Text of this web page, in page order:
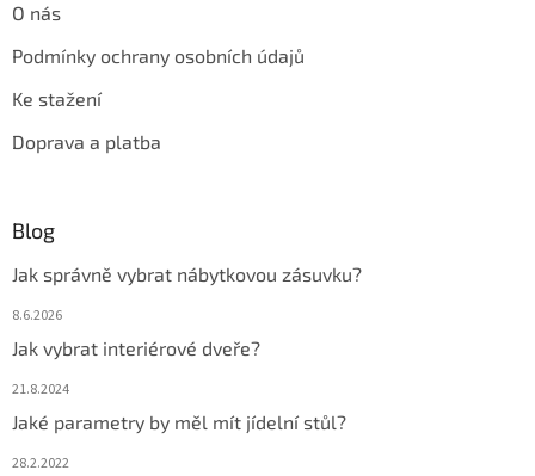
O nás
Podmínky ochrany osobních údajů
Ke stažení
Doprava a platba
Blog
Jak správně vybrat nábytkovou zásuvku?
8.6.2026
Jak vybrat interiérové dveře?
21.8.2024
Jaké parametry by měl mít jídelní stůl?
28.2.2022